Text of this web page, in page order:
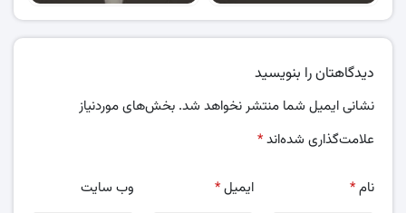
دیدگاهتان را بنویسید
نشانی ایمیل شما منتشر نخواهد شد. بخش‌های موردنیاز
علامت‌گذاری شده‌اند*
نام* ایمیل* وب‌ سایت